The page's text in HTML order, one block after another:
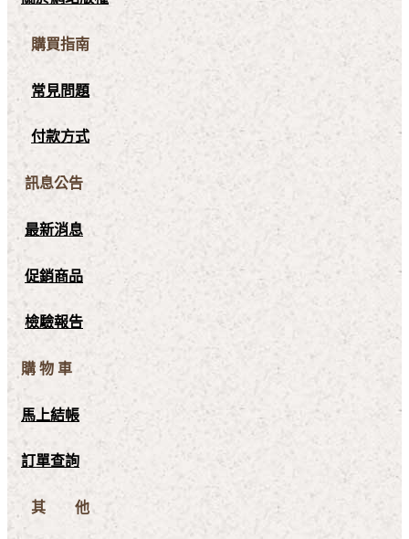
購買指南
常見問題
付款方式
訊息公告
最新消息
促銷商品
檢驗報告
購 物 車
馬上結帳
訂單查詢
其 他